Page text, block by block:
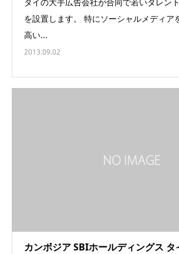
タイの大手広告会社が合同で若いタレン
を設置します。 特にソーシャルメディア
高い...
2013.09.02
カンボジア SBIホールディングス タ